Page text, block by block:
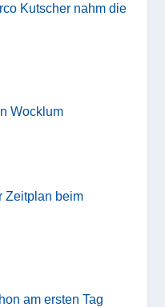
Kutscher nahm die
Wocklum
Zeitplan beim
am ersten Tag